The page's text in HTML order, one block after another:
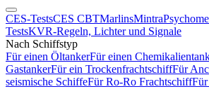
CES-TestsCES CBTMarlinsMintra
TestsKVR-Regeln, Lichter und Signale
Nach Schiffstyp
Für einen ÖltankerFür einen
GastankerFür ein TrockenfrachtschiffFür
seismische SchiffeFür Ro-Ro FrachtschiffFür